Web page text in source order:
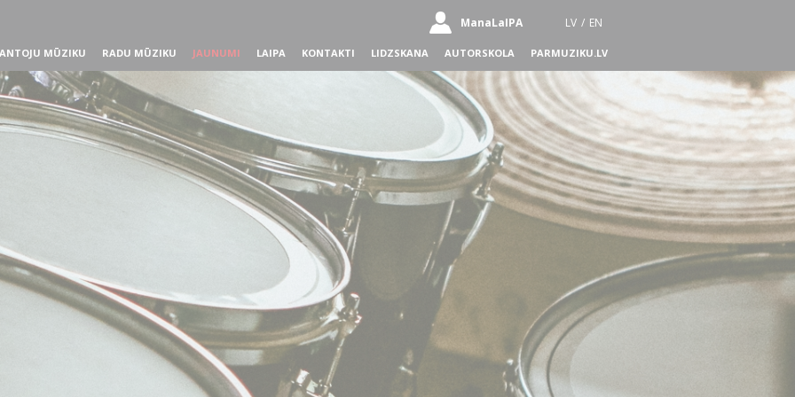
ManaLaIPA LV / EN
MŪZIKU RADU MŪZIKU JAUNUMI LAIPA KONTAKTI LIDZSKANA AUTORSKOLA PARMUZIKU.LV